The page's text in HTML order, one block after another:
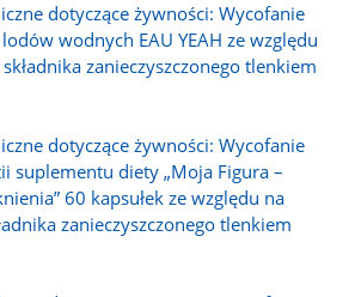
dotyczące żywności: Wycofanie
wodnych EAU YEAH ze względu
zanieczyszczonego tlenkiem
dotyczące żywności: Wycofanie
suplementu diety „Moja Figura –
60 kapsułek ze względu na
zanieczyszczonego tlenkiem